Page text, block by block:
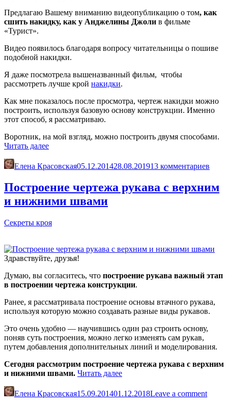
Предлагаю Вашему вниманию видеопубликацию о том, как
сшить накидку, как у Анджелины Джоли в фильме
«Турист».
Видео появилось благодаря вопросу читательницы о пошиве
подобной накидки.
Я даже посмотрела вышеназванный фильм, чтобы
рассмотреть лучше крой накидки.
Как мне показалось после просмотра, чертеж накидки можно
построить, используя базовую основу конструкции. Именно
этот способ, я рассматриваю.
Воротник, на мой взгляд, можно построить двумя способами.
Читать далее«Накидка,
у
Анджелины
Елена Красовская05.12.201428.08.201913 комментариев
Построение чертежа рукава с верхним
и нижними швами
Секреты кроя
Здравствуйте, друзья!
Думаю, вы согласитесь, что построение рукава важный этап
в построении чертежа конструкции.
Ранее, я рассматривала построение основы втачного рукава,
используя которую можно создавать разные виды рукавов.
Это очень удобно — научившись один раз строить основу,
поняв суть построения, можно легко изменять сам рукав,
путем добавления дополнительных линий и моделирования.
Сегодня рассмотрим построение чертежа рукава с верхним
и нижними швами. Читать далее«Построение
рукава
с
Елена Красовская15.09.201401.12.2018Leave a comment